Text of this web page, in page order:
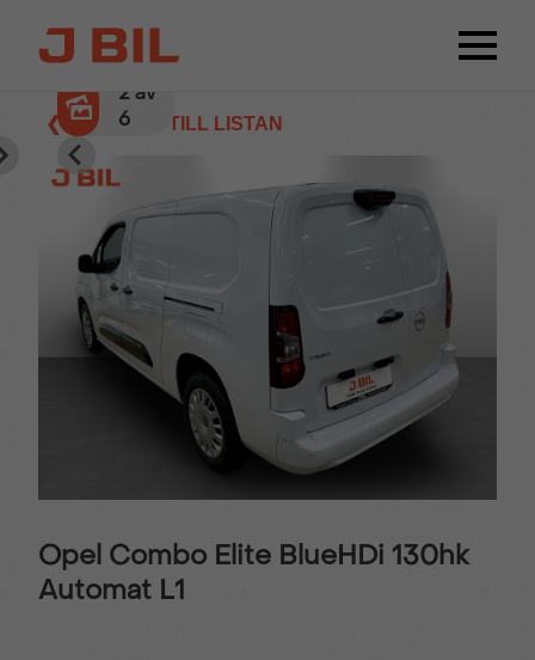
❮ TILLBAKA TILL LISTAN
2av
6
Opel Combo Elite BlueHDi 130hk
Automat L1